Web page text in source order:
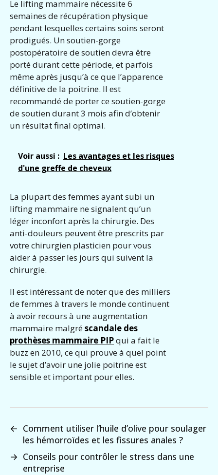
Le lifting mammaire nécessite 6
semaines de récupération physique
pendant lesquelles certains soins seront
prodigués. Un soutien-gorge
postopératoire de soutien devra être
porté durant cette période, et parfois
même après jusqu’à ce que l’apparence
définitive de la poitrine. Il est
recommandé de porter ce soutien-gorge
de soutien durant 3 mois afin d’obtenir
un résultat final optimal.
Voir aussi : Les avantages et les risques
d'une greffe de cheveux
La plupart des femmes ayant subi un
lifting mammaire ne signalent qu’un
léger inconfort après la chirurgie. Des
anti-douleurs peuvent être prescrits par
votre chirurgien plasticien pour vous
aider à passer les jours qui suivent la
chirurgie.
Il est intéressant de noter que des milliers
de femmes à travers le monde continuent
à avoir recours à une augmentation
mammaire malgréscandale des
prothèses mammaire PIPqui a fait le
buzz en 2010, ce qui prouve à quel point
le sujet d’avoir une jolie poitrine est
sensible et important pour elles.
← Comment utiliser l’huile d’olive pour soulager
les hémorroïdes et les fissures anales ?
→ Conseils pour contrôler le stress dans une
entreprise